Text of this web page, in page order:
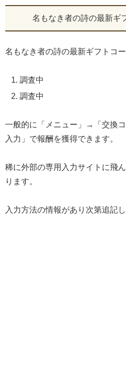
名もなき者の詩の最新ギ
名もなき者の詩の最新ギフトコ
調査中
調査中
一般的に「メニュー」→「交換
入力」で報酬を獲得できます。
稀に外部の専用入力サイトに飛
ります。
入力方法の情報があり次第追記し